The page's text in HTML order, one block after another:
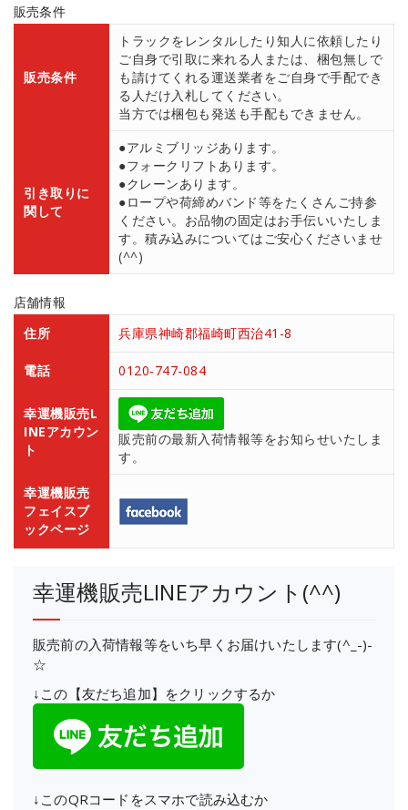
販売条件
販売条件
トラックをレンタルしたり知人に依頼したり
ご自身で引取に来れる人または、梱包無しで
も請けてくれる運送業者をご自身で手配でき
る人だけ入札してください。
当方では梱包も発送も手配もできません。
引き取りに
関して
●アルミブリッジあります。
●フォークリフトあります。
●クレーンあります。
●ロープや荷締めバンド等をたくさんご持参
ください。お品物の固定はお手伝いいたしま
す。積み込みについてはご安心くださいませ
(^^)
店舗情報
住所
兵庫県神崎郡福崎町西治41-8
電話 0120-747-084
幸運機販売L
INEアカウン
ト
販売前の最新入荷情報等をお知らせいたしま
す。
幸運機販売
フェイスブ
ックページ
幸運機販売LINEアカウント(^^)
販売前の入荷情報等をいち早くお届けいたします(^_-)-
☆
↓この【友だち追加】をクリックするか
↓このQRコードをスマホで読み込むか